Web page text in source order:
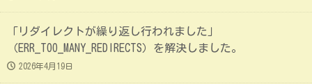
「リダイレクトが繰り返し行われました」
（ERR_TOO_MANY_REDIRECTS）を解決しました。
2026年4月19日